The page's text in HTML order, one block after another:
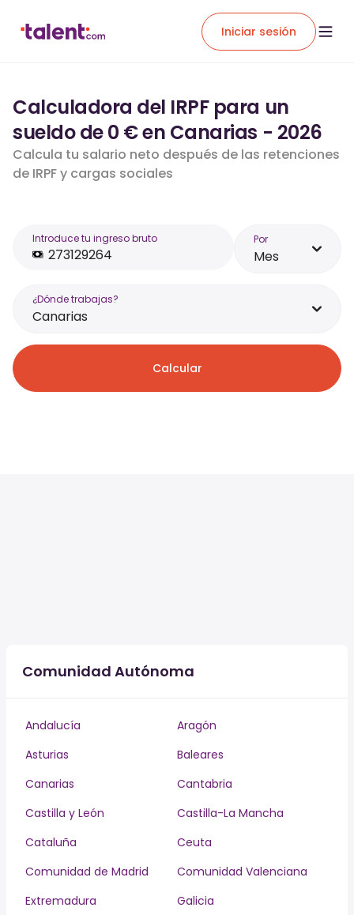
Iniciar sesión
Calculadora del IRPF para un
sueldo de 0 € en Canarias - 2026
Calcula tu salario neto después de las retenciones
de IRPF y cargas sociales
Introduce tu ingreso bruto Por
Mes
¿Dónde trabajas?
Canarias
Calcular
Comunidad Autónoma
Andalucía
Aragón
Asturias
Baleares
Canarias
Cantabria
Castilla y León
Castilla-La Mancha
Cataluña
Ceuta
Comunidad de Madrid
Comunidad Valenciana
Extremadura
Galicia